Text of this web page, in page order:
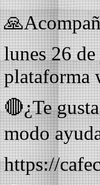
lunes 26
plataforma
🔴¿Te
modo
https://